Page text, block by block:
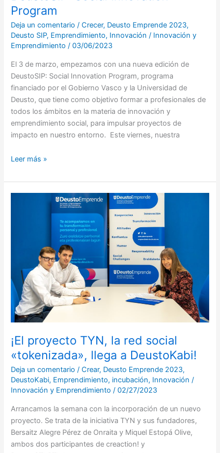
Program
Deja un comentario /Crecer, Deusto Emprende 2023,
Deusto SIP, Emprendimiento, Innovación / Innovación y
Emprendimiento/03/06/2023
El 3 de marzo, empezamos con una nueva edición de
DeustoSIP: Social Innovation Program, programa
financiado por el Gobierno Vasco y la Universidad de
Deusto, que tiene como objetivo formar a profesionales de
todos los ámbitos en la materia de innovación y
emprendimiento social, para impulsar proyectos de
impacto en nuestro entorno. Este viernes, nuestra
Leer más »
¡El proyecto TYN, la red social
«tokenizada», llega a DeustoKabi!
Deja un comentario /Crear, Deusto Emprende 2023,
DeustoKabi, Emprendimiento, incubación, Innovación /
Innovación y Emprendimiento/02/27/2023
Arrancamos la semana con la incorporación de un nuevo
proyecto. Se trata de la iniciativa TYN y sus fundadores,
Bersaitz Alegre Pérez de Onraita y Miquel Estopá Olive,
ambos dos participantes de creaction! y
«tokenizada»,
llega
DeustoKabi!